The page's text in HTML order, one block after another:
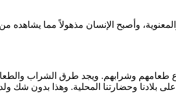
وأصبح الإنسان مذهولاً مما يشاهده
وأنواع طعامهم وشرابهم. ويجد طرق الشراب